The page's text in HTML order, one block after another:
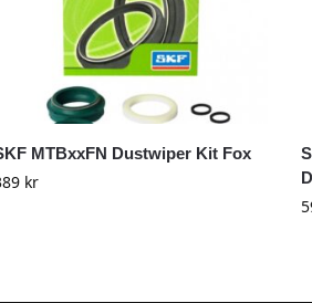
MTBxxFN Dustwiper Kit Fox
kr